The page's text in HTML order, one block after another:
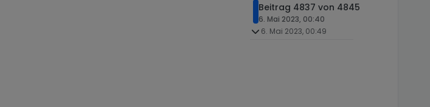
Beitrag 4837 von 4845
6. Mai 2023, 00:40
6. Mai 2023, 00:49